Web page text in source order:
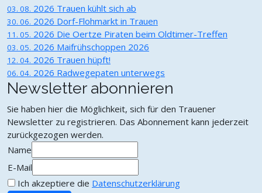
03. 08. 2026 Trauen kühlt sich ab
30. 06. 2026 Dorf-Flohmarkt in Trauen
11. 05. 2026 Die Oertze Piraten beim Oldtimer-Treffen
03. 05. 2026 Maifrühschoppen 2026
12. 04. 2026 Trauen hüpft!
06. 04. 2026 Radwegepaten unterwegs
Newsletter abonnieren
Sie haben hier die Möglichkeit, sich für den Trauener
Newsletter zu registrieren. Das Abonnement kann jederzeit
zurückgezogen werden.
Name
E-Mail
Ich akzeptiere die Datenschutzerklärung